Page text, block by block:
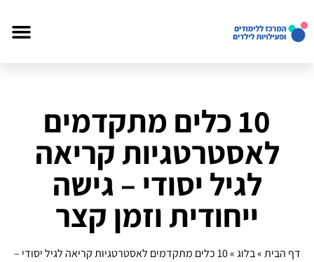
10 כלים מתקדמים
לאסטרטגיות קריאה
לגיל יסודי – גישה
ייחודית וזמן קצר
דף הבית»בלוג»
10 כלים מתקדמים לאסטרטגיות קריאה לגיל יסודי –